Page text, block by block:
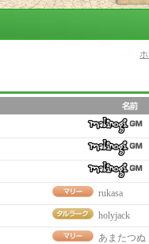
rukasa
holyjack
あまたつぬ